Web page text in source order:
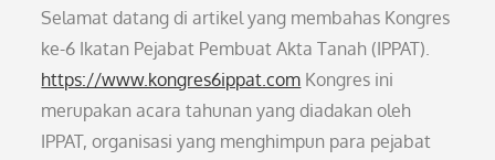
Selamat datang di artikel yang membahas Kongres
ke-6 Ikatan Pejabat Pembuat Akta Tanah (IPPAT).
https://www.kongres6ippat.com Kongres ini
merupakan acara tahunan yang diadakan oleh
IPPAT, organisasi yang menghimpun para pejabat